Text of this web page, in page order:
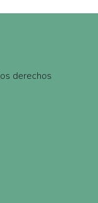
derechos